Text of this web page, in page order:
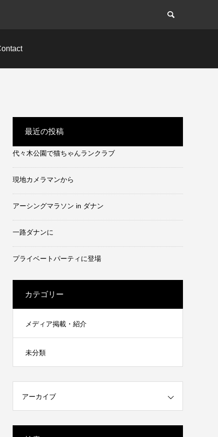
最近の投稿
代々木公園で猫ちゃんランクラブ
現地カメラマンから
アーシングマラソン in ダナン
一路ダナンに
プライベートパーティに登場
カテゴリー
メディア掲載・紹介
未分類
アーカイブ